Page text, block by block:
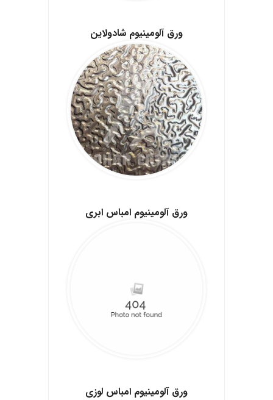
ورق آلومینیوم شادولاین
ورق آلومینیوم امباس ابری
ورق آلومينيوم امباس لوزی